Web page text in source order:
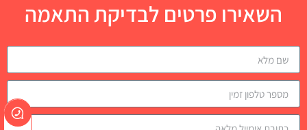
השאירו פרטים לבדיקת התאמה